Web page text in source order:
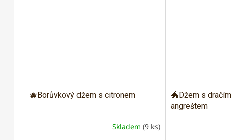
o🫐Borůvkový džem s citronem
Skladem (9 ks)
🐲Džem s
angreštem